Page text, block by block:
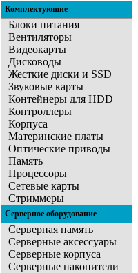
Комплектующие
Блоки питания
Вентиляторы
Видеокарты
Дисководы
Жесткие диски и SSD
Звуковые карты
Контейнеры для HDD
Контроллеры
Корпуса
Материнские платы
Оптические приводы
Память
Процессоры
Сетевые карты
Стриммеры
Серверное оборудование
Серверная память
Серверные аксессуары
Серверные корпуса
Серверные накопители